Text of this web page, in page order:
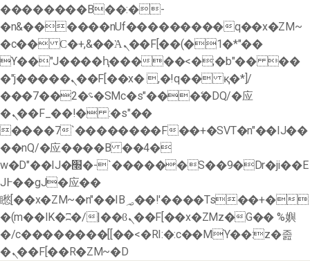
��������B��:�-
�n&������nUf���������q��x�ZM~
�c�� Ϲ�+,&��Ὰܢ��F[��(�1�*"��
ϒ��"J����ԧ�����<�;�b"�� ��
�"j�����ܢ��F[��x� ,�!q�� қ�*]/
���؝�2��7�SMc�s"���ޭ�DQ/�应
�ܢ��F_��!� :�s"��
����7`��������F��+�SVT�n"��IJ��
��nQ/�应����B ��4�
w�D"��IJ�׭�-`������S��9�Dr�ji��E
J߅��gJ�应��
矁[��x�ZM~�n"��IB؃��!'����Тѕ��+�
�(m��IK�ʭ�/|��ϐܢ��F[��x�ZMz�G�� %嬩
�/c��������[[��<�RI:�:c��MΎ��:z�졾
�ܢ��F[��R�ZM~�D